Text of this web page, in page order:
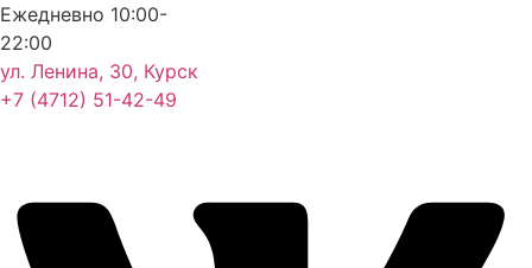
Ежедневно 10:00-
22:00
ул. Ленина, 30, Курск
+7 (4712) 51-42-49